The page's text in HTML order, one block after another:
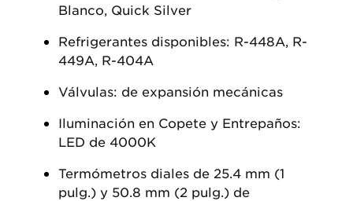
Blanco, Quick Silver
Refrigerantes disponibles: R-448A, R-
449A, R-404A
Válvulas: de expansión mecánicas
Iluminación en Copete y Entrepaños:
LED de 4000K
Termómetros diales de 25.4 mm (1
pulg.) y 50.8 mm (2 pulg.) de